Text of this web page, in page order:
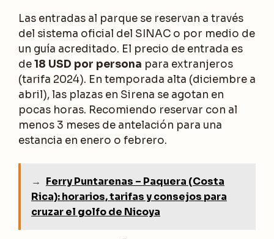
Las entradas al parque se reservan a través
del sistema oficial del SINAC o por medio de
un guía acreditado. El precio de entrada es
de18 USD por persona para extranjeros
(tarifa 2024). En temporada alta (diciembre a
abril), las plazas en Sirena se agotan en
pocas horas. Recomiendo reservar con al
menos 3 meses de antelación para una
estancia en enero o febrero.
→ Ferry Puntarenas – Paquera (Costa
Rica): horarios, tarifas y consejos para
cruzar el golfo de Nicoya